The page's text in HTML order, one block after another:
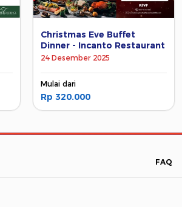
Christmas Eve Buffet
Dinner - Incanto Restaurant
24 Desember 2025
Mulai dari
Rp 320.000
FAQ